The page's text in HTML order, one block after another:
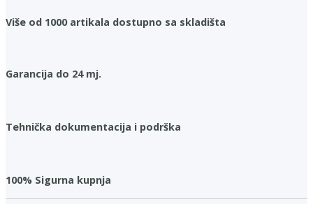
Više od 1000 artikala dostupno sa skladišta
Garancija do 24 mj.
Tehnička dokumentacija i podrška
100% Sigurna kupnja